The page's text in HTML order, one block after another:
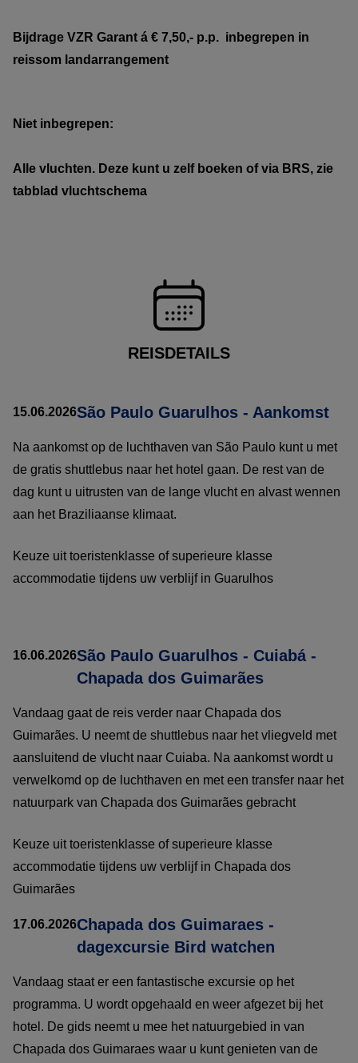
Bijdrage VZR Garant á € 7,50,- p.p. inbegrepen in
reissom landarrangement
Niet inbegrepen:
Alle vluchten. Deze kunt u zelf boeken of via BRS, zie
tabblad vluchtschema
REISDETAILS
15.06.2026São Paulo Guarulhos - Aankomst
Na aankomst op de luchthaven van São Paulo kunt u met
de gratis shuttlebus naar het hotel gaan. De rest van de
dag kunt u uitrusten van de lange vlucht en alvast wennen
aan het Braziliaanse klimaat.
Keuze uit toeristenklasse of superieure klasse
accommodatie tijdens uw verblijf in Guarulhos
16.06.2026São Paulo Guarulhos - Cuiabá -
Chapada dos Guimarães
Vandaag gaat de reis verder naar Chapada dos
Guimarães. U neemt de shuttlebus naar het vliegveld met
aansluitend de vlucht naar Cuiaba. Na aankomst wordt u
verwelkomd op de luchthaven en met een transfer naar het
natuurpark van Chapada dos Guimarães gebracht
Keuze uit toeristenklasse of superieure klasse
accommodatie tijdens uw verblijf in Chapada dos
Guimarães
17.06.2026Chapada dos Guimaraes -
dagexcursie Bird watchen
Vandaag staat er een fantastische excursie op het
programma. U wordt opgehaald en weer afgezet bij het
hotel. De gids neemt u mee het natuurgebied in van
Chapada dos Guimaraes waar u kunt genieten van de